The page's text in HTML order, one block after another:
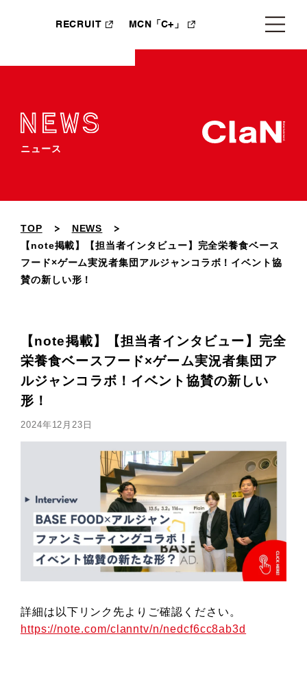
RECRUIT MCN「C+」
ニュース
TOP
NEWS
【note掲載】【担当者インタビュー】完全栄養食ベース
フード×ゲーム実況者集団アルジャンコラボ！イベント協
賛の新しい形！
【note掲載】【担当者インタビュー】完全
栄養食ベースフード×ゲーム実況者集団ア
ルジャンコラボ！イベント協賛の新しい
形！
2024年12月23日
詳細は以下リンク先よりご確認ください。
https://note.com/clanntv/n/nedcf6cc8ab3d